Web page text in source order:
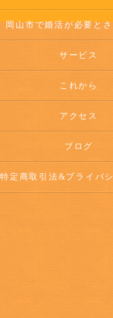
岡山市で婚活が必要と
サービス
これから
アクセス
ブログ